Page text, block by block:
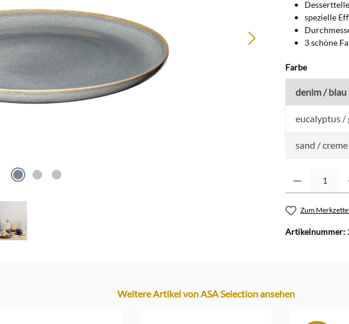
spezielle
3 schöne
Farbeauswählen
denim / blau
eucalyptus /
sand / creme
Zum
Artikelnummer:
Weitere Artikel von ASA Selection ansehen